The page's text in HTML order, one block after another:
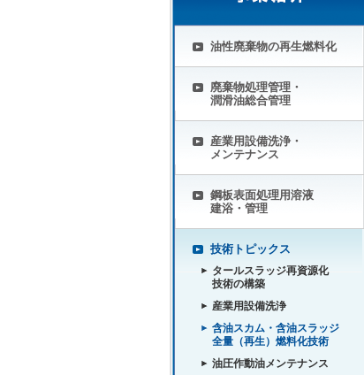
油性廃棄物の再生燃料化
廃棄物処理管理・
潤滑油総合管理
産業用設備洗浄・
メンテナンス
鋼板表面処理用溶液
建浴・管理
技術トピックス
タールスラッジ再資源化
技術の構築
産業用設備洗浄
含油スカム・含油スラッジ
全量（再生）燃料化技術
油圧作動油メンテナンス